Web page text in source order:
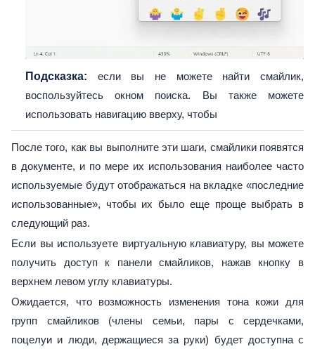
Подсказка: если вы не можете найти смайлик,
воспользуйтесь окном поиска. Вы также можете
использовать навигацию вверху, чтобы
После того, как вы выполните эти шаги, смайлики появятся
в документе, и по мере их использования наиболее часто
используемые будут отображаться на вкладке «последние
использованные», чтобы их было еще проще выбрать в
следующий раз.
Если вы используете виртуальную клавиатуру, вы можете
получить доступ к панели смайликов, нажав кнопку в
верхнем левом углу клавиатуры.
Ожидается, что возможность изменения тона кожи для
групп смайликов (члены семьи, пары с сердечками,
поцелуи и люди, держащиеся за руки) будет доступна с